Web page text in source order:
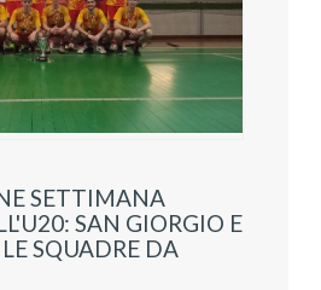
SETTIMANA
SAN GIORGIO E
SQUADRE DA